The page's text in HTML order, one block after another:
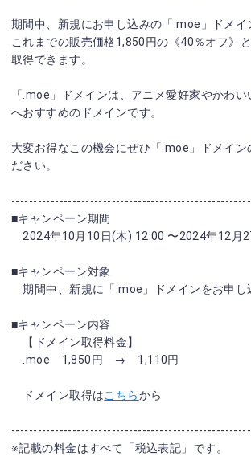
期間中、新規にお申し込みの「.moe」ドメイ
これまでの販売価格1,850円の《40％オフ》
取得できます。
「.moe」ドメインは、アニメ愛好家やかわ
へおすすめのドメインです。
大変お得なこの機会にぜひ「.moe」ドメイン
ださい。
■キャンペーン期間
2024年10月10日(木) 12:00 〜2024年12月
■キャンペーン対象
期間中、新規に「.moe」ドメインをお申し
■キャンペーン内容
【ドメイン取得料金】
.moe 1,850円 → 1,110円
ドメイン取得はこちらから
※記載の料金はすべて「税込表記」です。